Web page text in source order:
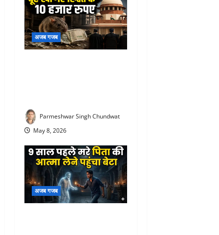
g
a
t
n
अजब गजब
Parmeshwar Singh Chundwat
May 8, 2026
अजब गजब